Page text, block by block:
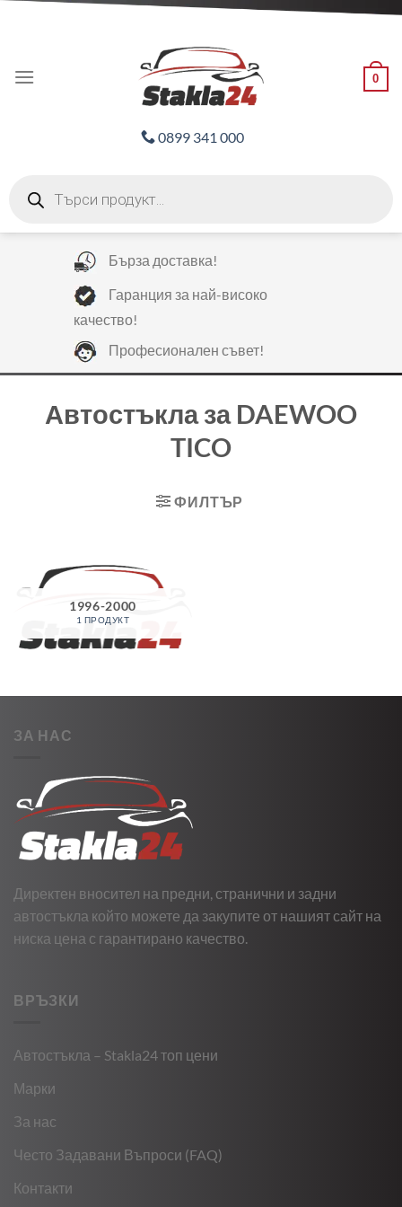
0
0899 341 000
search
Бърза доставка!
Гаранция за най-високо
качество!
Професионален съвет!
Автостъкла за DAEWOO
TICO
ФИЛТЪР
1996-2000
1 ПРОДУКТ
ЗА НАС
Директен вносител на предни, странични и задни
автостъкла който можете да закупите от нашият сайт на
ниска цена с гарантирано качество.
ВРЪЗКИ
Автостъкла – Stakla24 топ цени
Марки
За нас
Често Задавани Въпроси (FAQ)
Контакти